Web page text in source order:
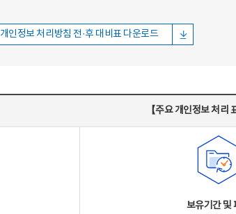
개인정보 처리방침 전·후 대비표 다운로드
【주요 개인정보 처리
보유기간 및